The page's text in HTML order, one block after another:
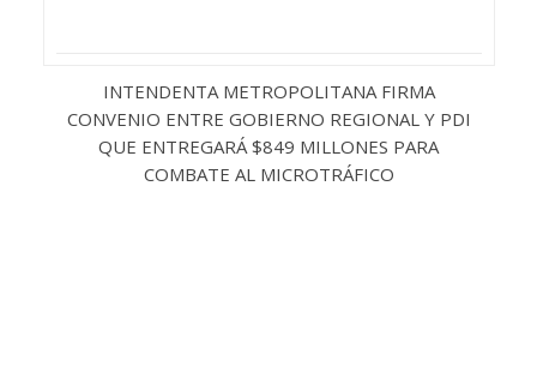
INTENDENTA METROPOLITANA FIRMA
CONVENIO ENTRE GOBIERNO REGIONAL Y PDI
QUE ENTREGARÁ $849 MILLONES PARA
COMBATE AL MICROTRÁFICO